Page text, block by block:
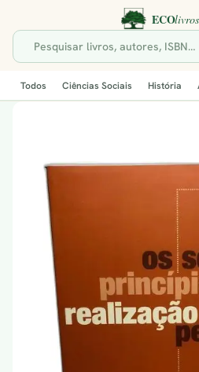
Todos Ciências Sociais História